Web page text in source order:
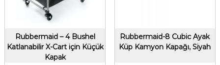
Rubbermaid – 4 Bushel
Katlanabilir X-Cart için Küçük
Kapak
Rubbermaid-8 Cubic Ayak
Küp Kamyon Kapağı, Siyah